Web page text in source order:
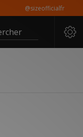
@sizeofficialfr